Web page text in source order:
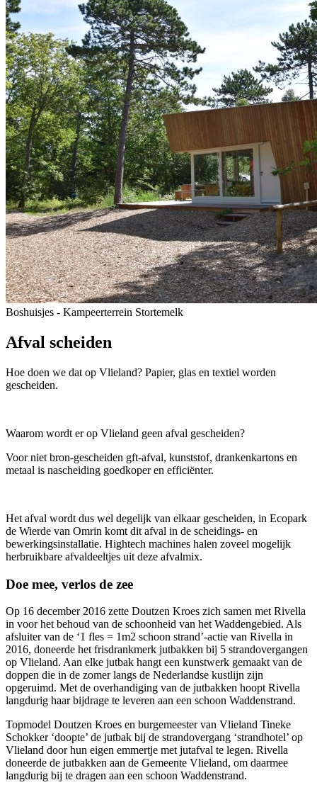
Boshuisjes - Kampeerterrein Stortemelk
Afval scheiden
Hoe doen we dat op Vlieland? Papier, glas en textiel worden
gescheiden.
Waarom wordt er op Vlieland geen afval gescheiden?
Voor niet bron-gescheiden gft-afval, kunststof, drankenkartons en
metaal is nascheiding goedkoper en efficiënter.
Het afval wordt dus wel degelijk van elkaar gescheiden, in Ecopark
de Wierde van Omrin komt dit afval in de scheidings- en
bewerkingsinstallatie. Hightech machines halen zoveel mogelijk
herbruikbare afvaldeeltjes uit deze afvalmix.
Doe mee, verlos de zee
Op 16 december 2016 zette Doutzen Kroes zich samen met Rivella
in voor het behoud van de schoonheid van het Waddengebied. Als
afsluiter van de ‘1 fles = 1m2 schoon strand’-actie van Rivella in
2016, doneerde het frisdrankmerk jutbakken bij 5 strandovergangen
op Vlieland. Aan elke jutbak hangt een kunstwerk gemaakt van de
doppen die in de zomer langs de Nederlandse kustlijn zijn
opgeruimd. Met de overhandiging van de jutbakken hoopt Rivella
langdurig haar bijdrage te leveren aan een schoon Waddenstrand.
Topmodel Doutzen Kroes en burgemeester van Vlieland Tineke
Schokker ‘doopte’ de jutbak bij de strandovergang ‘strandhotel’ op
Vlieland door hun eigen emmertje met jutafval te legen. Rivella
doneerde de jutbakken aan de Gemeente Vlieland, om daarmee
langdurig bij te dragen aan een schoon Waddenstrand.